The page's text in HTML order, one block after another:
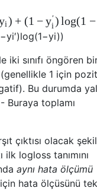
i) + (1 − y′
i) log(1 −
−yi′)log(1−yi))
sınıfı öngören bir
1 için
Bu durumda
Buraya toplamı
çıktısı olacak
logloss tanımını
aynı hata ölçümü
için hata ölçüsünü